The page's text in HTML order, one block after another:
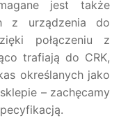
jest także
z urządzenia do
połączeniu z
trafiają do CRK,
określanych jako
– zachęcamy